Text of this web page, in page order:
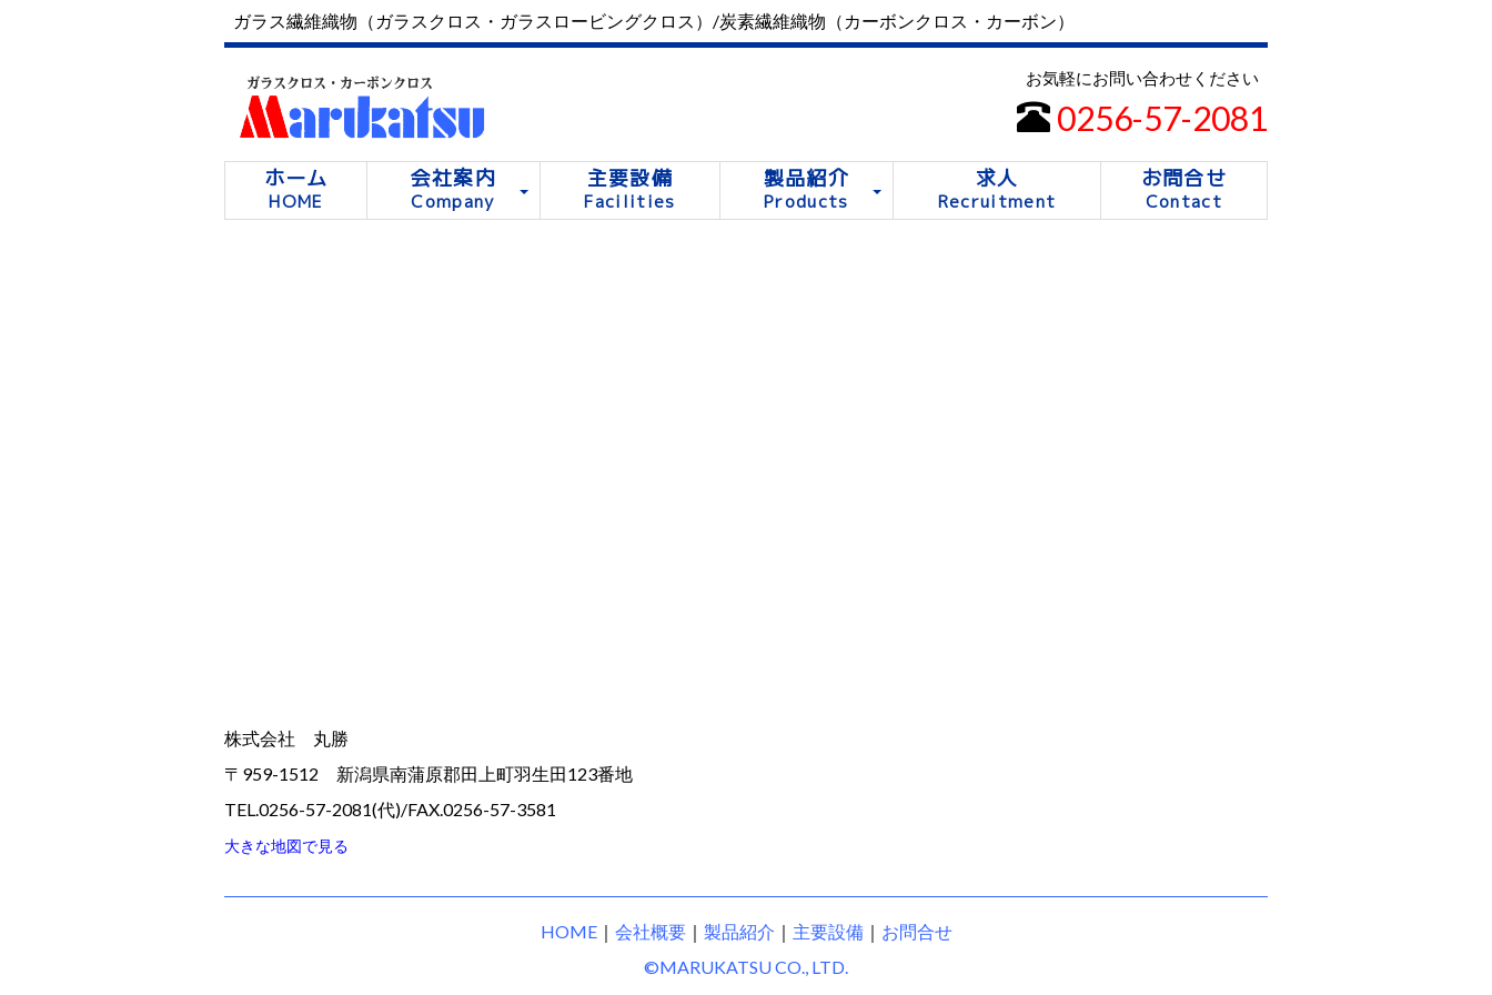
ガラス繊維織物（ガラスクロス・ガラスロービングクロス）/炭素繊維織物（カーボンクロス・カーボン）
お気軽にお問い合わせください
0256-57-2081
ホーム
HOME
会社案内
Company
主要設備
Facilities
製品紹介
Products
求人
Recruitment
お問合せ
Contact
株式会社 丸勝
〒959-1512 新潟県南蒲原郡田上町羽生田123番地
TEL.0256-57-2081(代)/FAX.0256-57-3581
大きな地図で見る
HOME｜ 会社概要｜ 製品紹介 ｜ 主要設備｜ お問合せ
©MARUKATSU CO., LTD.